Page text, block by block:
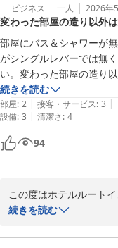
また接客サービス以外
ごしいただけますよう
りを行ってまいります。
お忙しい中ご寄稿いた
今後とも変わらむご愛
お客様のまたのご利用
2026-05-31
ビジネス 一人 2026年
変わった部屋の造り以外
部屋にバス＆シャワーが
がシングルレバーでは無
い。変わった部屋の造り
続きを読む
部屋: 2 | 接客・サービス: 3 |
設備: 3 | 清潔さ: 4
94
この度はホテルルート
ざいます。
す。
続きを読む